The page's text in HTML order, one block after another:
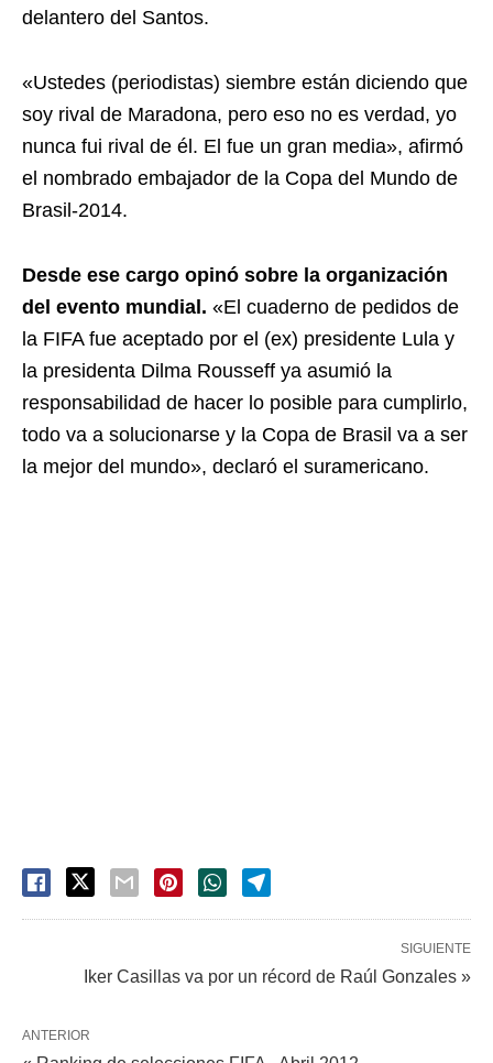
delantero del Santos.
«Ustedes (periodistas) siembre están diciendo que
soy rival de Maradona, pero eso no es verdad, yo
nunca fui rival de él. El fue un gran media», afirmó
el nombrado embajador de la Copa del Mundo de
Brasil-2014.
Desde ese cargo opinó sobre la organización
del evento mundial. «El cuaderno de pedidos de
la FIFA fue aceptado por el (ex) presidente Lula y
la presidenta Dilma Rousseff ya asumió la
responsabilidad de hacer lo posible para cumplirlo,
todo va a solucionarse y la Copa de Brasil va a ser
la mejor del mundo», declaró el suramericano.
SIGUIENTE
Iker Casillas va por un récord de Raúl Gonzales »
ANTERIOR